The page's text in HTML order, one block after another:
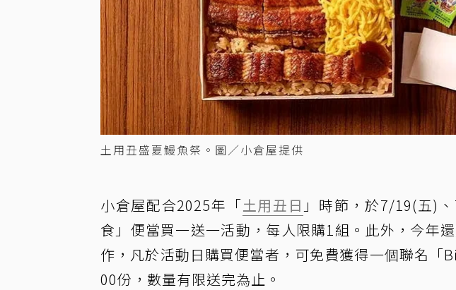
土用丑盛夏鰻魚祭。圖／小倉屋提供
小倉屋配合2025年「土用丑日 」時節，於7/19(五)
食」便當買一送一活動，每人限購1組。此外，今年
作，凡於活動日購買便當者，可免費獲得一個聯名「
00份，數量有限送完為止。